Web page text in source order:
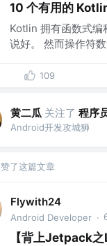
10 个有用的
Kotlin 拥有函数式编
说好。 然而操作符
109
黄二瓜 关注了 程序
Android开发攻城狮
赞了这篇文章
Flywith24
Android Developer ·
【背上Jetpack